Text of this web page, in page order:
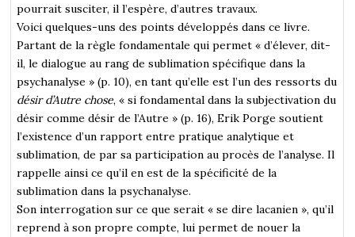
pourrait susciter, il l’espère, d’autres travaux.
Voici quelques-uns des points développés dans ce livre.
Partant de la règle fondamentale qui permet « d’élever, dit-
il, le dialogue au rang de sublimation spécifique dans la
psychanalyse » (p. 10), en tant qu’elle est l’un des ressorts du
désir d’Autre chose, « si fondamental dans la subjectivation du
désir comme désir de l’Autre » (p. 16), Erik Porge soutient
l’existence d’un rapport entre pratique analytique et
sublimation, de par sa participation au procès de l’analyse. Il
rappelle ainsi ce qu’il en est de la spécificité de la
sublimation dans la psychanalyse.
Son interrogation sur ce que serait « se dire lacanien », qu’il
reprend à son propre compte, lui permet de nouer la